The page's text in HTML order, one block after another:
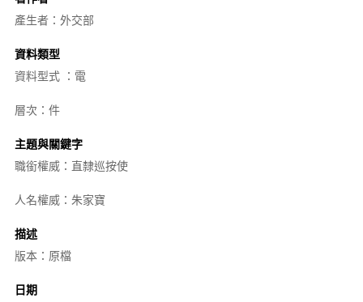
產生者：外交部
資料類型
資料型式 ：電
層次：件
主題與關鍵字
職銜權威：直隸巡按使
人名權威：朱家寶
描述
版本：原檔
日期